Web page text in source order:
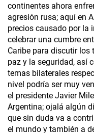
continentes ahora
agresión rusa; aquí en
precios causado por la
celebrar una cumbre
Caribe para discutir los
paz y la seguridad, así
temas bilaterales
nivel podría ser muy
el presidente Javier
Argentina; ojalá algún
que sin duda va a
el mundo y también a